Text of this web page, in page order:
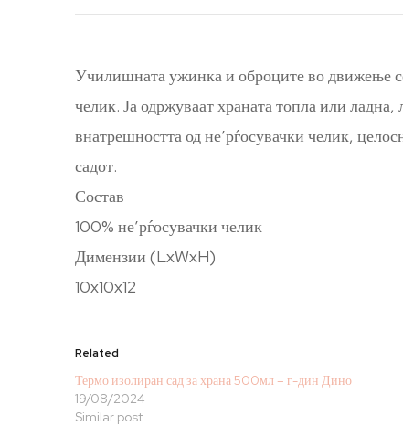
Училишната ужинка и оброците во движење се
челик. Ја одржуваат храната топла или
внатрешността од не’рѓосувачки челик,
садот.
Состав
100% не’рѓосувачки челик
Димензии (LxWxH)
10x10x12
Related
Термо изолиран сад за храна 500мл – г-дин Дино
19/08/2024
Similar post